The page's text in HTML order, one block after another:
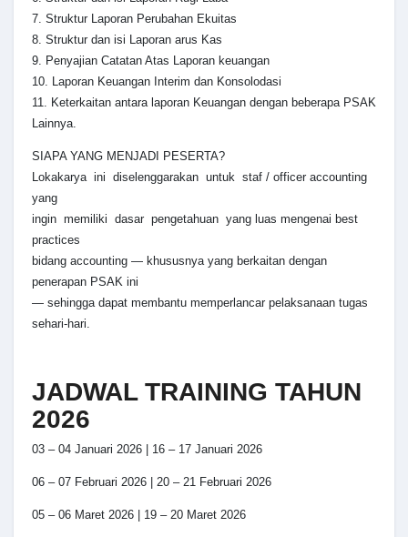
7. Struktur Laporan Perubahan Ekuitas
8. Struktur dan isi Laporan arus Kas
9. Penyajian Catatan Atas Laporan keuangan
10. Laporan Keuangan Interim dan Konsolodasi
11. Keterkaitan antara laporan Keuangan dengan beberapa PSAK
Lainnya.
SIAPA YANG MENJADI PESERTA?
Lokakarya ini diselenggarakan untuk staf / officer accounting
yang
ingin memiliki dasar pengetahuan yang luas mengenai best
practices
bidang accounting — khususnya yang berkaitan dengan
penerapan PSAK ini
— sehingga dapat membantu memperlancar pelaksanaan tugas
sehari-hari.
JADWAL TRAINING TAHUN
2026
03 – 04 Januari 2026 | 16 – 17 Januari 2026
06 – 07 Februari 2026 | 20 – 21 Februari 2026
05 – 06 Maret 2026 | 19 – 20 Maret 2026